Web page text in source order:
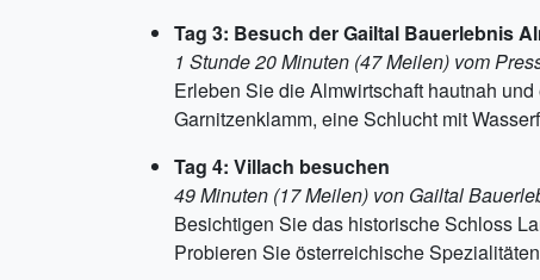
Tag 3: Besuch der Gailtal Bauerlebnis
1 Stunde 20 Minuten (47 Meilen) vom
Erleben Sie die Almwirtschaft hautnah
Garnitzenklamm, eine Schlucht mit
Tag 4: Villach besuchen
49 Minuten (17 Meilen) von Gailtal
Besichtigen Sie das historische Schloss
Probieren Sie österreichische